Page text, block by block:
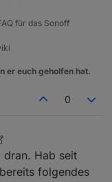
für das Sonoff
er euch geholfen hat.
0
dran. Hab seit
folgendes